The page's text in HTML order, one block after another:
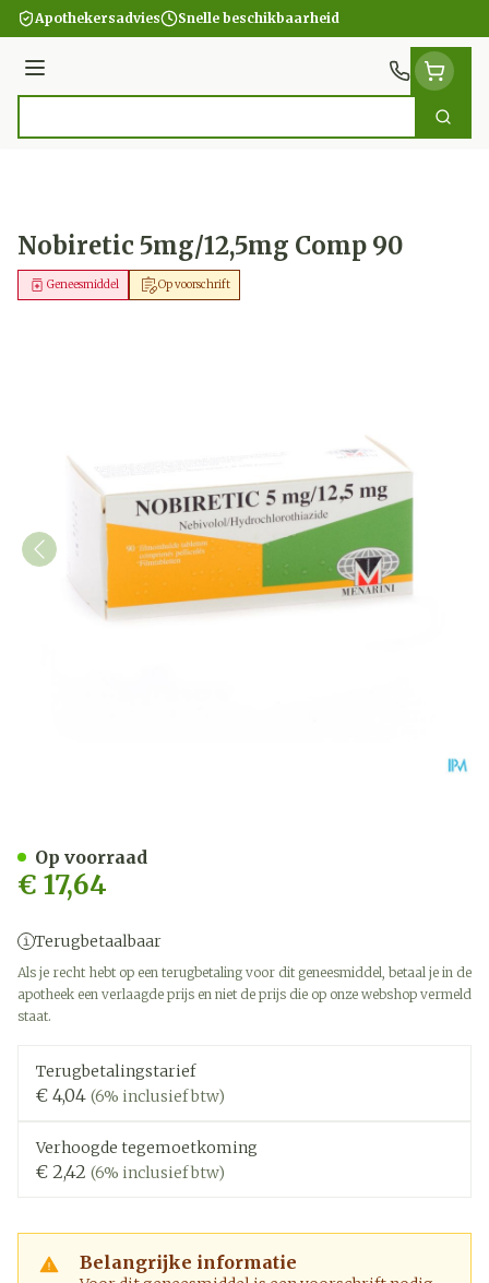
Ga naar de inhoud
Apothekersadvies Snelle beschikbaarheid
Menu
Zoek
Nobiretic 5mg/12,5mg Comp 90
Op voorschrift
Geneesmiddel
€ 17,64
Terugbetaalbaar
Als je recht hebt op een terugbetaling voor dit geneesmiddel, betaal je in de
apotheek een verlaagde prijs en niet de prijs die op onze webshop vermeld
staat.
Terugbetalingstarief
€ 4,04 (6% inclusief btw)
Verhoogde tegemoetkoming
€ 2,42 (6% inclusief btw)
Belangrijke informatie
Op voorraad